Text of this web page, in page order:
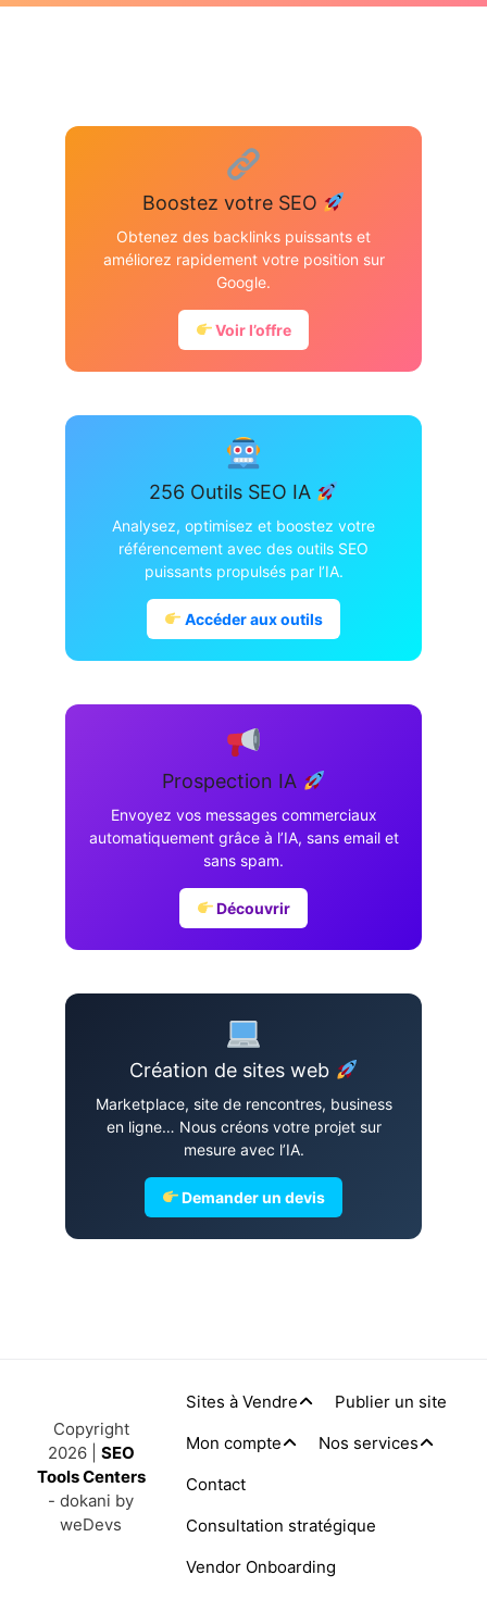
Boostez votre SEO
Obtenez des backlinks puissants et
améliorez rapidement votre position sur
Google.
Voir l’offre
256 Outils SEO IA
Analysez, optimisez et boostez votre
référencement avec des outils SEO
puissants propulsés par l’IA.
Accéder aux outils
Prospection IA
Envoyez vos messages commerciaux
automatiquement grâce à l’IA, sans email et
sans spam.
Découvrir
Création de sites web
Marketplace, site de rencontres, business
en ligne… Nous créons votre projet sur
mesure avec l’IA.
Demander un devis
Copyright
2026 | SEO
Tools Centers
- dokani by
weDevs
Sites à Vendre
Publier un site
Mon compte
Nos services
Contact
Consultation stratégique
Vendor Onboarding